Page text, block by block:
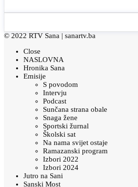
© 2022 RTV Sana | sanartv.ba
Close
NASLOVNA
Hronika Sana
Emisije
S povodom
Intervju
Podcast
Sunčana strana obale
Snaga žene
Sportski žurnal
Školski sat
Na nama svijet ostaje
Ramazanski program
Izbori 2022
Izbori 2024
Jutro na Sani
Sanski Most